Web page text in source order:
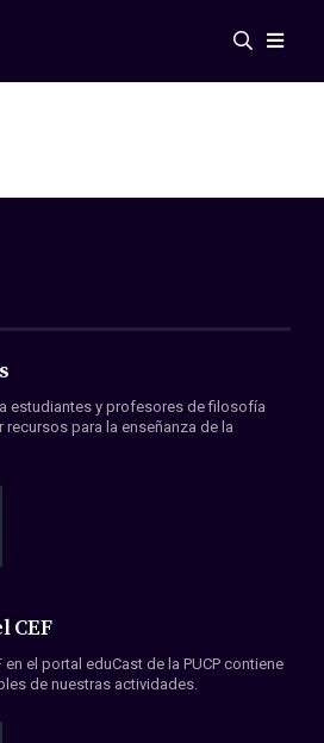
estudiantes y profesores de filosofía
para la enseñanza de la
CEF
en el portal eduCast de la PUCP contiene
de nuestras actividades.